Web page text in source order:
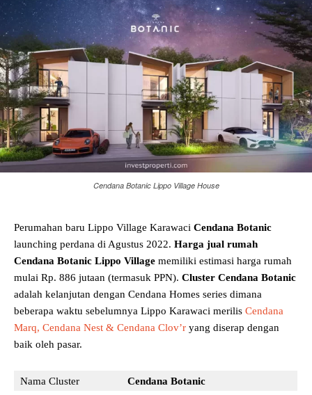
Cendana Botanic Lippo Village House
Perumahan baru Lippo Village Karawaci Cendana Botanic
launching perdana di Agustus 2022. Harga jual rumah
Cendana Botanic Lippo Village memiliki estimasi harga rumah
mulai Rp. 886 jutaan (termasuk PPN). Cluster Cendana Botanic
adalah kelanjutan dengan Cendana Homes series dimana
beberapa waktu sebelumnya Lippo Karawaci merilis Cendana
Marq, Cendana Nest & Cendana Clov’r yang diserap dengan
baik oleh pasar.
Nama Cluster
Cendana Botanic